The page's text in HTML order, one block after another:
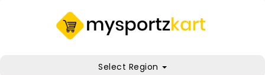
Select Region